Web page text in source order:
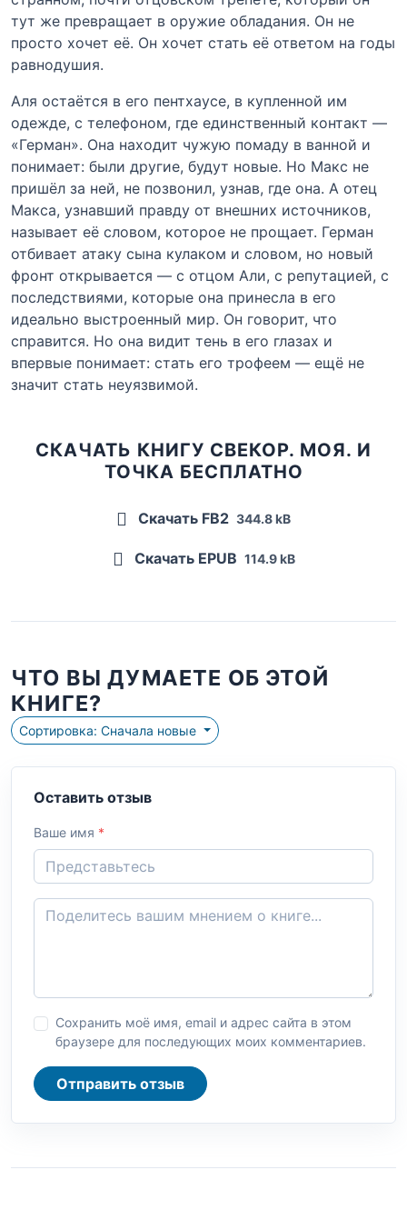
тут же превращает в оружие обладания. Он не
просто хочет её. Он хочет стать её ответом на годы
равнодушия.
Аля остаётся в его пентхаусе, в купленной им
одежде, с телефоном, где единственный контакт —
«Герман». Она находит чужую помаду в ванной и
понимает: были другие, будут новые. Но Макс не
пришёл за ней, не позвонил, узнав, где она. А отец
Макса, узнавший правду от внешних источников,
называет её словом, которое не прощает. Герман
отбивает атаку сына кулаком и словом, но новый
фронт открывается — с отцом Али, с репутацией, с
последствиями, которые она принесла в его
идеально выстроенный мир. Он говорит, что
справится. Но она видит тень в его глазах и
впервые понимает: стать его трофеем — ещё не
значит стать неуязвимой.
СКАЧАТЬ КНИГУ СВЕКОР. МОЯ. И
ТОЧКА БЕСПЛАТНО
Скачать FB2 344.8 kB
Скачать EPUB 114.9 kB
ЧТО ВЫ ДУМАЕТЕ ОБ ЭТОЙ
КНИГЕ?
Сортировка: Сначала новые
Оставить отзыв
Ваше имя *
Сохранить моё имя, email и адрес сайта в этом
браузере для последующих моих комментариев.
Отправить отзыв